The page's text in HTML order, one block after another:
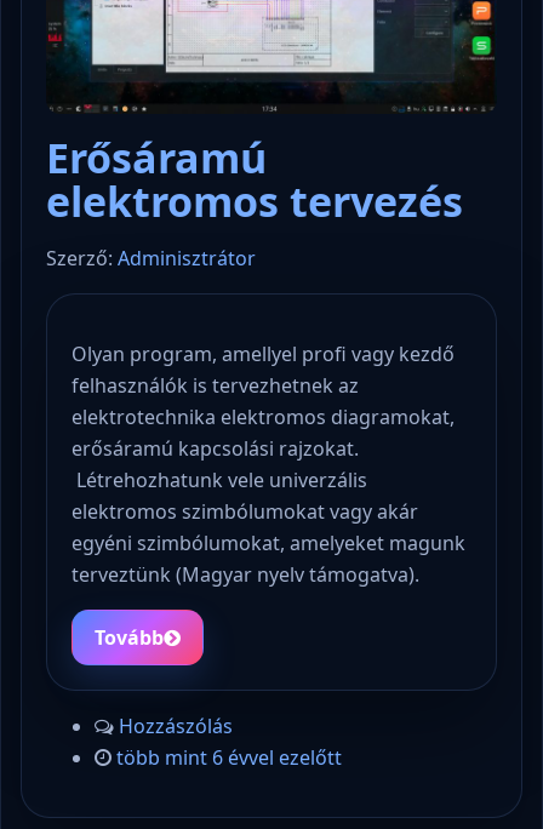
Erősáramú
elektromos tervezés
Szerző: Adminisztrátor
Olyan program, amellyel profi vagy kezdő
felhasználók is tervezhetnek az
elektrotechnika elektromos diagramokat,
erősáramú kapcsolási rajzokat.
Létrehozhatunk vele univerzális
elektromos szimbólumokat vagy akár
egyéni szimbólumokat, amelyeket magunk
terveztünk (Magyar nyelv támogatva).
Tovább
Hozzászólás
több mint 6 évvel ezelőtt